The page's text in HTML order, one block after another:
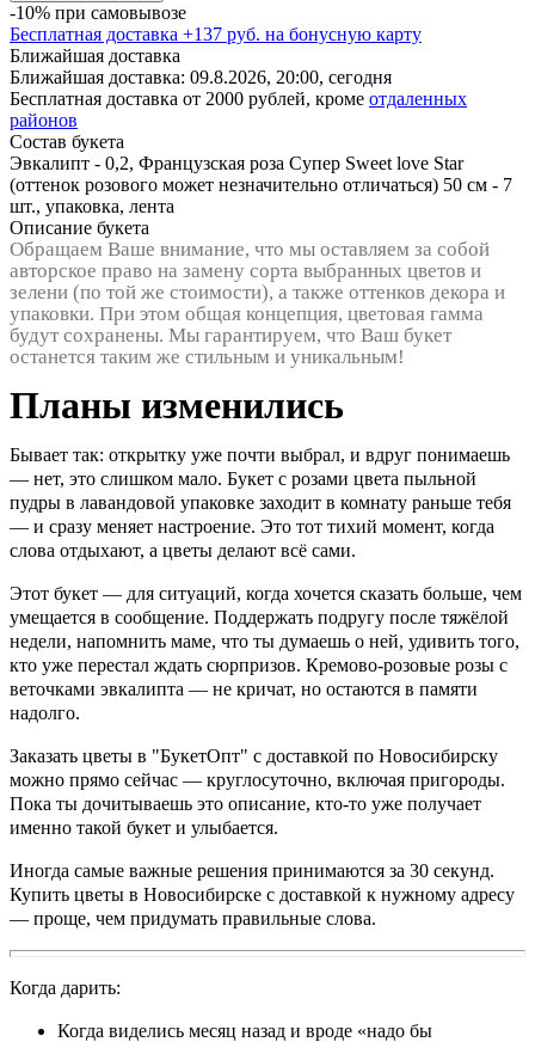
-10% при самовывозе
Бесплатная доставка +137 руб. на бонусную карту
Ближайшая доставка
Ближайшая доставка: 09.8.2026, 20:00, сегодня
Бесплатная доставка от 2000 рублей, кроме отдаленных
районов
Состав букета
Эвкалипт - 0,2, Французская роза Супер Sweet love Star
(оттенок розового может незначительно отличаться) 50 см - 7
шт., упаковка, лента
Описание букета
Обращаем Ваше внимание, что мы оставляем за собой
авторское право на замену сорта выбранных цветов и
зелени (по той же стоимости), а также оттенков декора и
упаковки. При этом общая концепция, цветовая гамма
будут сохранены. Мы гарантируем, что Ваш букет
останется таким же стильным и уникальным!
Планы изменились
Бывает так: открытку уже почти выбрал, и вдруг понимаешь
— нет, это слишком мало. Букет с розами цвета пыльной
пудры в лавандовой упаковке заходит в комнату раньше тебя
— и сразу меняет настроение. Это тот тихий момент, когда
слова отдыхают, а цветы делают всё сами.
Этот букет — для ситуаций, когда хочется сказать больше, чем
умещается в сообщение. Поддержать подругу после тяжёлой
недели, напомнить маме, что ты думаешь о ней, удивить того,
кто уже перестал ждать сюрпризов. Кремово-розовые розы с
веточками эвкалипта — не кричат, но остаются в памяти
надолго.
Заказать цветы в "БукетОпт" с доставкой по Новосибирску
можно прямо сейчас — круглосуточно, включая пригороды.
Пока ты дочитываешь это описание, кто-то уже получает
именно такой букет и улыбается.
Иногда самые важные решения принимаются за 30 секунд.
Купить цветы в Новосибирске с доставкой к нужному адресу
— проще, чем придумать правильные слова.
Когда дарить:
Когда виделись месяц назад и вроде «надо бы